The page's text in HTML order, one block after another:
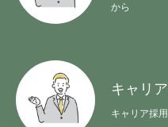
から
キャリ
キャリア採